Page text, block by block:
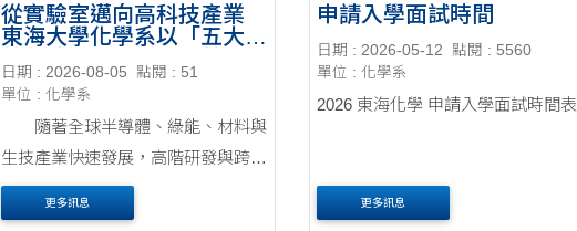
從實驗室邁向高科技產業
東海大學化學系以「五大優
勢」培育新世代科技菁英
日期 : 2026-08-05
點閱 : 51
單位 : 化學系
隨著全球半導體、綠能、材料與
生技產業快速發展，高階研發與跨領
域人才需求持續攀升。首創雙分組學
制，串聯高規格實驗、專題研究與企
更多訊息
申請入學面試時間
日期 : 2026-05-12
點閱 : 5560
單位 : 化學系
2026 東海化學 申請入學面試時間表
更多訊息